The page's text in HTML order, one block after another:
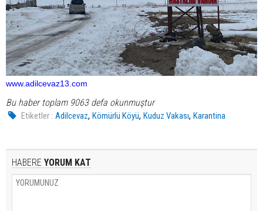
www.adilcevaz13.com
Bu haber toplam 9063 defa okunmuştur
Etiketler : Adilcevaz,Kömürlü Köyü,Kuduz Vakası,Karantina
HABERE YORUM KAT